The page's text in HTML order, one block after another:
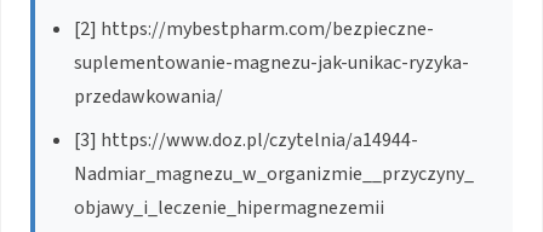
[2] https://mybestpharm.com/bezpieczne-
suplementowanie-magnezu-jak-unikac-ryzyka-
przedawkowania/
[3] https://www.doz.pl/czytelnia/a14944-
Nadmiar_magnezu_w_organizmie__przyczyny_
objawy_i_leczenie_hipermagnezemii